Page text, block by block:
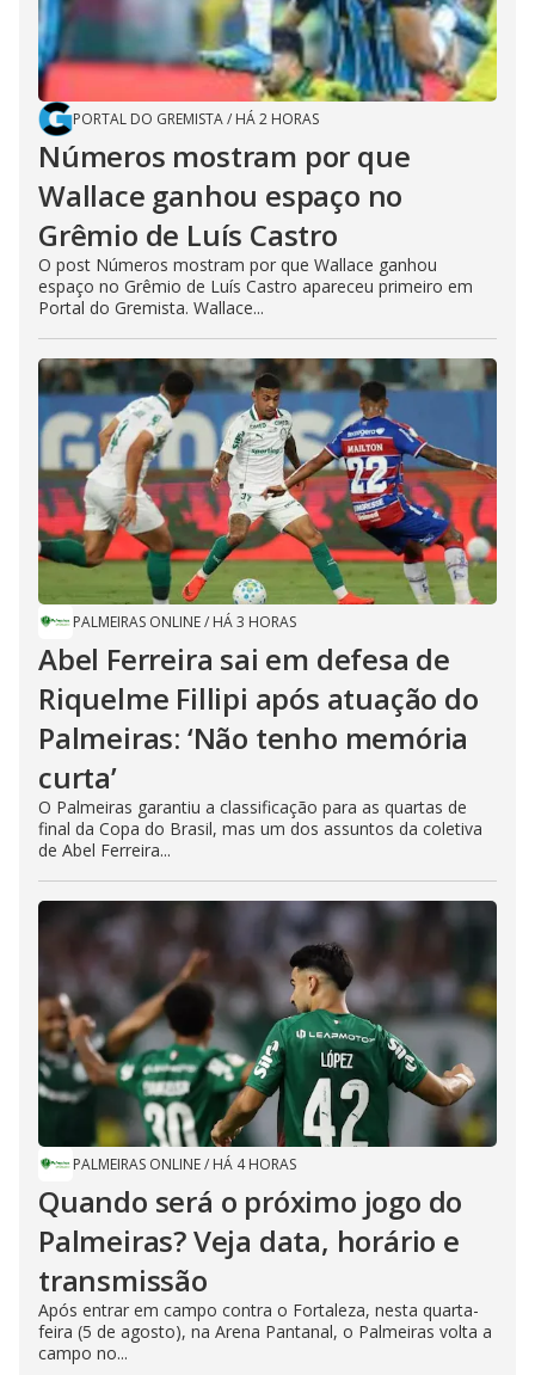
PORTAL DO GREMISTA/ HÁ 2 HORAS
Números mostram por que
Wallace ganhou espaço no
Grêmio de Luís Castro
O post Números mostram por que Wallace ganhou
espaço no Grêmio de Luís Castro apareceu primeiro em
Portal do Gremista. Wallace...
PALMEIRAS ONLINE/ HÁ 3 HORAS
Abel Ferreira sai em defesa de
Riquelme Fillipi após atuação do
Palmeiras: ‘Não tenho memória
curta’
O Palmeiras garantiu a classificação para as quartas de
final da Copa do Brasil, mas um dos assuntos da coletiva
de Abel Ferreira...
PALMEIRAS ONLINE/ HÁ 4 HORAS
Quando será o próximo jogo do
Palmeiras? Veja data, horário e
transmissão
Após entrar em campo contra o Fortaleza, nesta quarta-
feira (5 de agosto), na Arena Pantanal, o Palmeiras volta a
campo no...